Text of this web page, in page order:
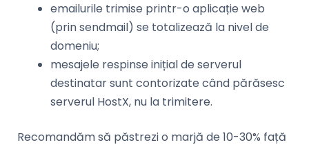
emailurile trimise printr-o aplicație web
(prin sendmail) se totalizează la nivel de
domeniu;
mesajele respinse inițial de serverul
destinatar sunt contorizate când părăsesc
serverul HostX, nu la trimitere.
Recomandăm să păstrezi o marjă de 10-30% față